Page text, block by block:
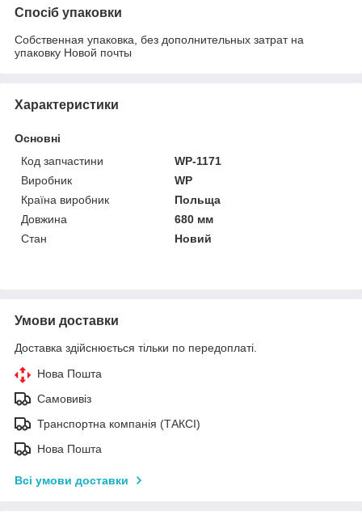
Спосіб упаковки
Собственная упаковка, без дополнительных затрат на
упаковку Новой почты
Характеристики
Основні
Код запчастини
WP-1171
Виробник
WP
Країна виробник
Польща
Довжина
680 мм
Стан
Новий
Умови доставки
Доставка здійснюється тільки по передоплаті.
Нова Пошта
Самовивіз
Транспортна компанія (ТАКСІ)
Нова Пошта
Всі умови доставки